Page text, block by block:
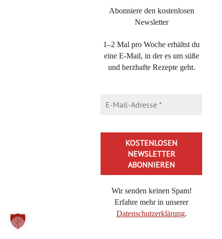
Abonniere den kostenlosen
Newsletter
1–2 Mal pro Woche erhältst du
eine E-Mail, in der es um süße
und herzhafte Rezepte geht.
Wir senden keinen Spam!
Erfahre mehr in unserer
Datenschutzerklärung.
Direkt bei BoD kaufen
NEUESTE BEITRÄGE
Brokkoli-Pasta mit Feta – ein 20-Minuten Nudelgericht
Cheeseburger-Pasta, in 20 Minuten lecker essen mit diesem
Rezept
Buttermilch-Zitronenkuchen, der frische Kühlschrankkuchen